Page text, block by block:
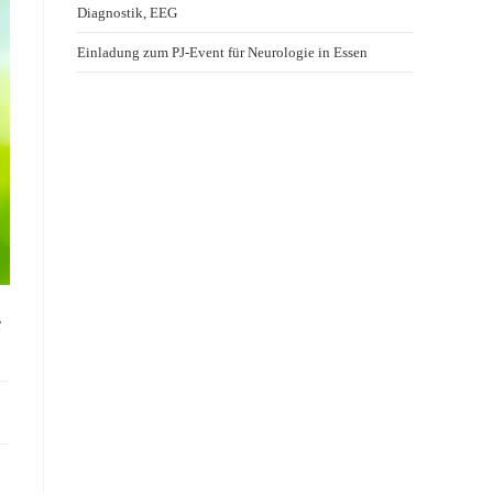
Diagnostik, EEG
Einladung zum PJ-Event für Neurologie in Essen